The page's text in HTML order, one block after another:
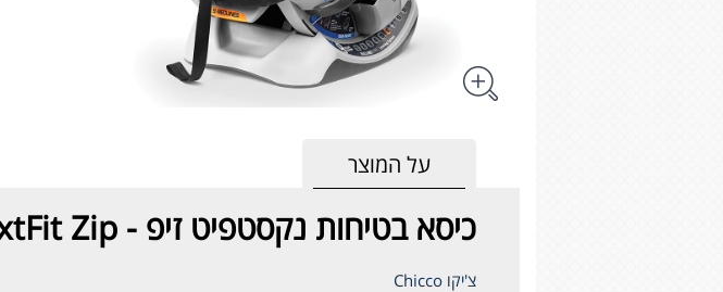
על המוצר
כיסא בטיחות נקסטפיט זיפ - NextFit Zip
צ'יקו Chicco